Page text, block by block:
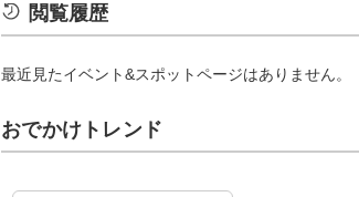
閲覧履歴
最近見たイベント&スポットページはありません。
おでかけトレンド